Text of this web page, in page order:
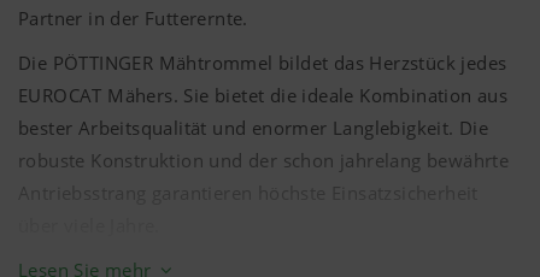
Partner in der Futterernte.
Die PÖTTINGER Mähtrommel bildet das Herzstück jedes
EUROCAT Mähers. Sie bietet die ideale Kombination aus
bester Arbeitsqualität und enormer Langlebigkeit. Die
robuste Konstruktion und der schon jahrelang bewährte
Das gesamte Mähwerk wird ausschließlich aus qualitativ
Lesen Sie mehr